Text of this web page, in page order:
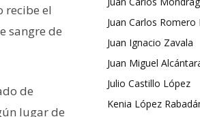
recibe el
sangre de
de
lugar de
Juan Carlos Romero
Juan Ignacio Zavala
Juan Miguel
Julio Castillo López
Kenia López